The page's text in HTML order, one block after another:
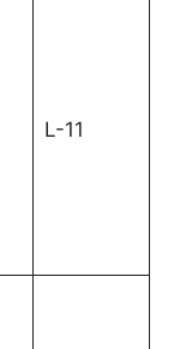
L-11